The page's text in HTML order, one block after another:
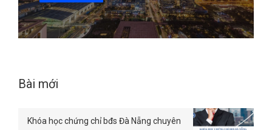
Bài mới
Khóa học chứng chỉ bđs Đà Nẵng chuyên